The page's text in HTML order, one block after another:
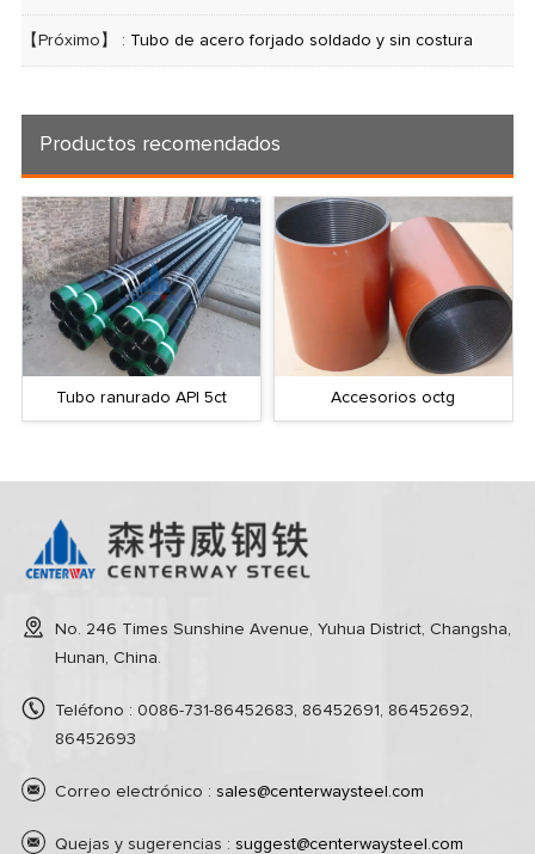
【Próximo】 : Tubo de acero forjado soldado y sin costura
Productos recomendados
Tubo ranurado API 5ct Accesorios octg
No. 246 Times Sunshine Avenue, Yuhua District, Changsha,
Hunan, China.
Teléfono : 0086-731-86452683, 86452691, 86452692,
86452693
Correo electrónico : sales@centerwaysteel.com
Quejas y sugerencias : suggest@centerwaysteel.com